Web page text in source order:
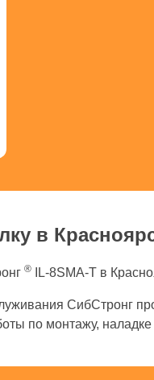
в
® IL-8SMA-T в
СибСтронг
по монтажу, наладке